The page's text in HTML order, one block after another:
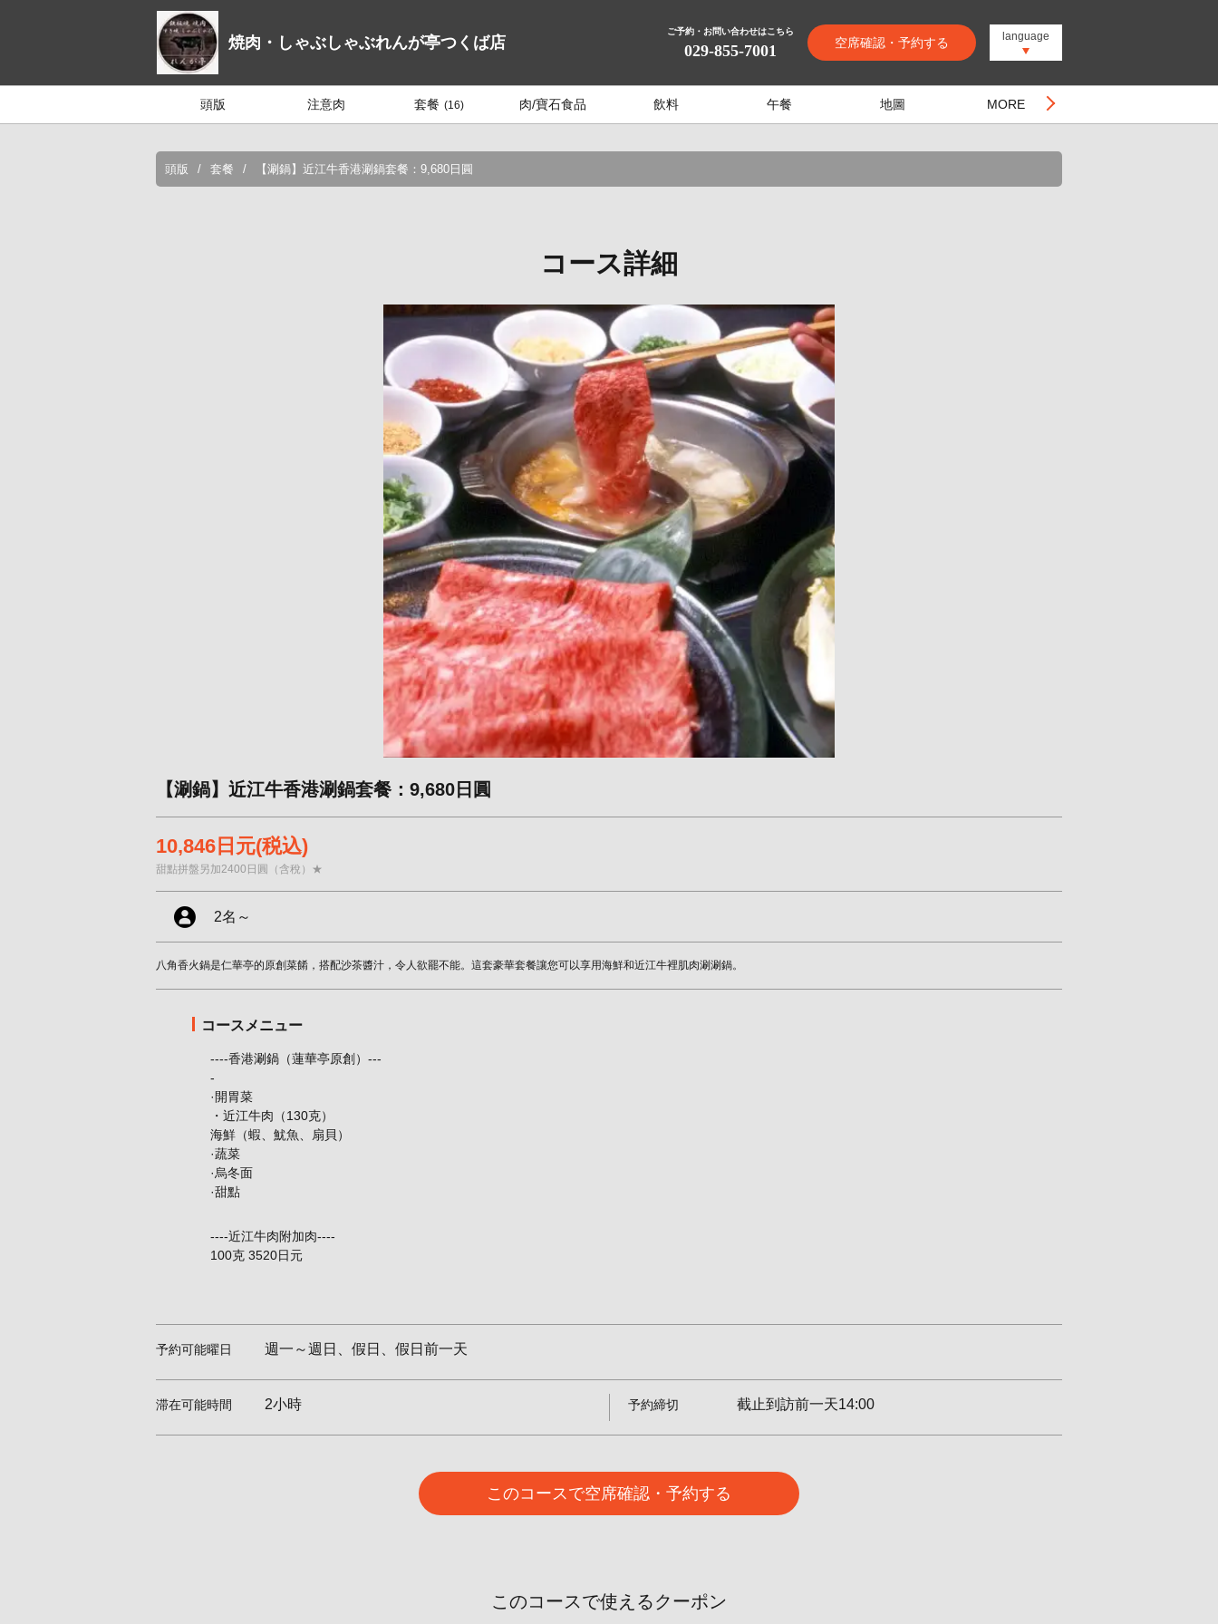
焼肉・しゃぶしゃぶれんが亭つくば店
ご予約・お問い合わせはこちら
029-855-7001 空席確認・予約する language
頭版 注意肉 套餐 (16) 肉/寶石食品 飲料 午餐 地圖 MORE
頭版 套餐 【涮鍋】近江牛香港涮鍋套餐：9,680日圓
コース詳細
【涮鍋】近江牛香港涮鍋套餐：9,680日圓
10,846日元(税込)
甜點拼盤另加2400日圓（含稅）★
2名 ～
八角香火鍋是仁華亭的原創菜餚，搭配沙茶醬汁，令人欲罷不能。這套豪華套餐讓您可以享用海鮮和近江牛裡肌肉涮涮鍋。
コースメニュー
----香港涮鍋（蓮華亭原創）---
-
·開胃菜
・近江牛肉（130克）
海鮮（蝦、魷魚、扇貝）
·蔬菜
·烏冬面
·甜點
----近江牛肉附加肉----
100克 3520日元
予約可能曜日 週一～週日、假日、假日前一天
滞在可能時間 2小時 予約締切 截止到訪前一天14:00
このコースで空席確認・予約する
このコースで使えるクーポン